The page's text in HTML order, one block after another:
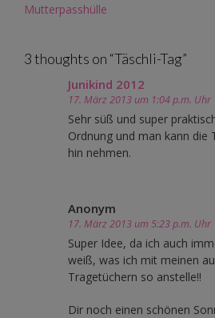
Post
Mutterpasshülle
3 thoughts on “Täschli-Tag”
Junikind 2012
17. März 2013 um 1:04 p.m. Uhr
Sehr süß und super
Ordnung und man kann die
hin nehmen.
Anonym
17. März 2013 um 5:23 p.m. Uhr
Super Idee, da ich auch
weiß, was ich mit meinen
Tragetüchern so anstelle!!
Dir noch einen schönen